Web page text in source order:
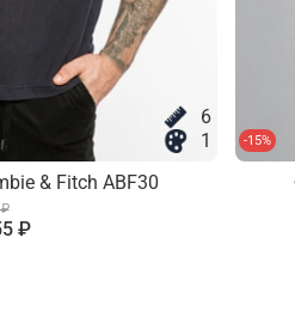
6
1
& Fitch ABF30
₽
-15%